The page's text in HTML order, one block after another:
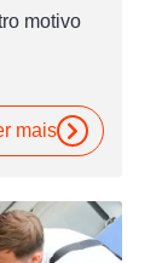
motivo
mais